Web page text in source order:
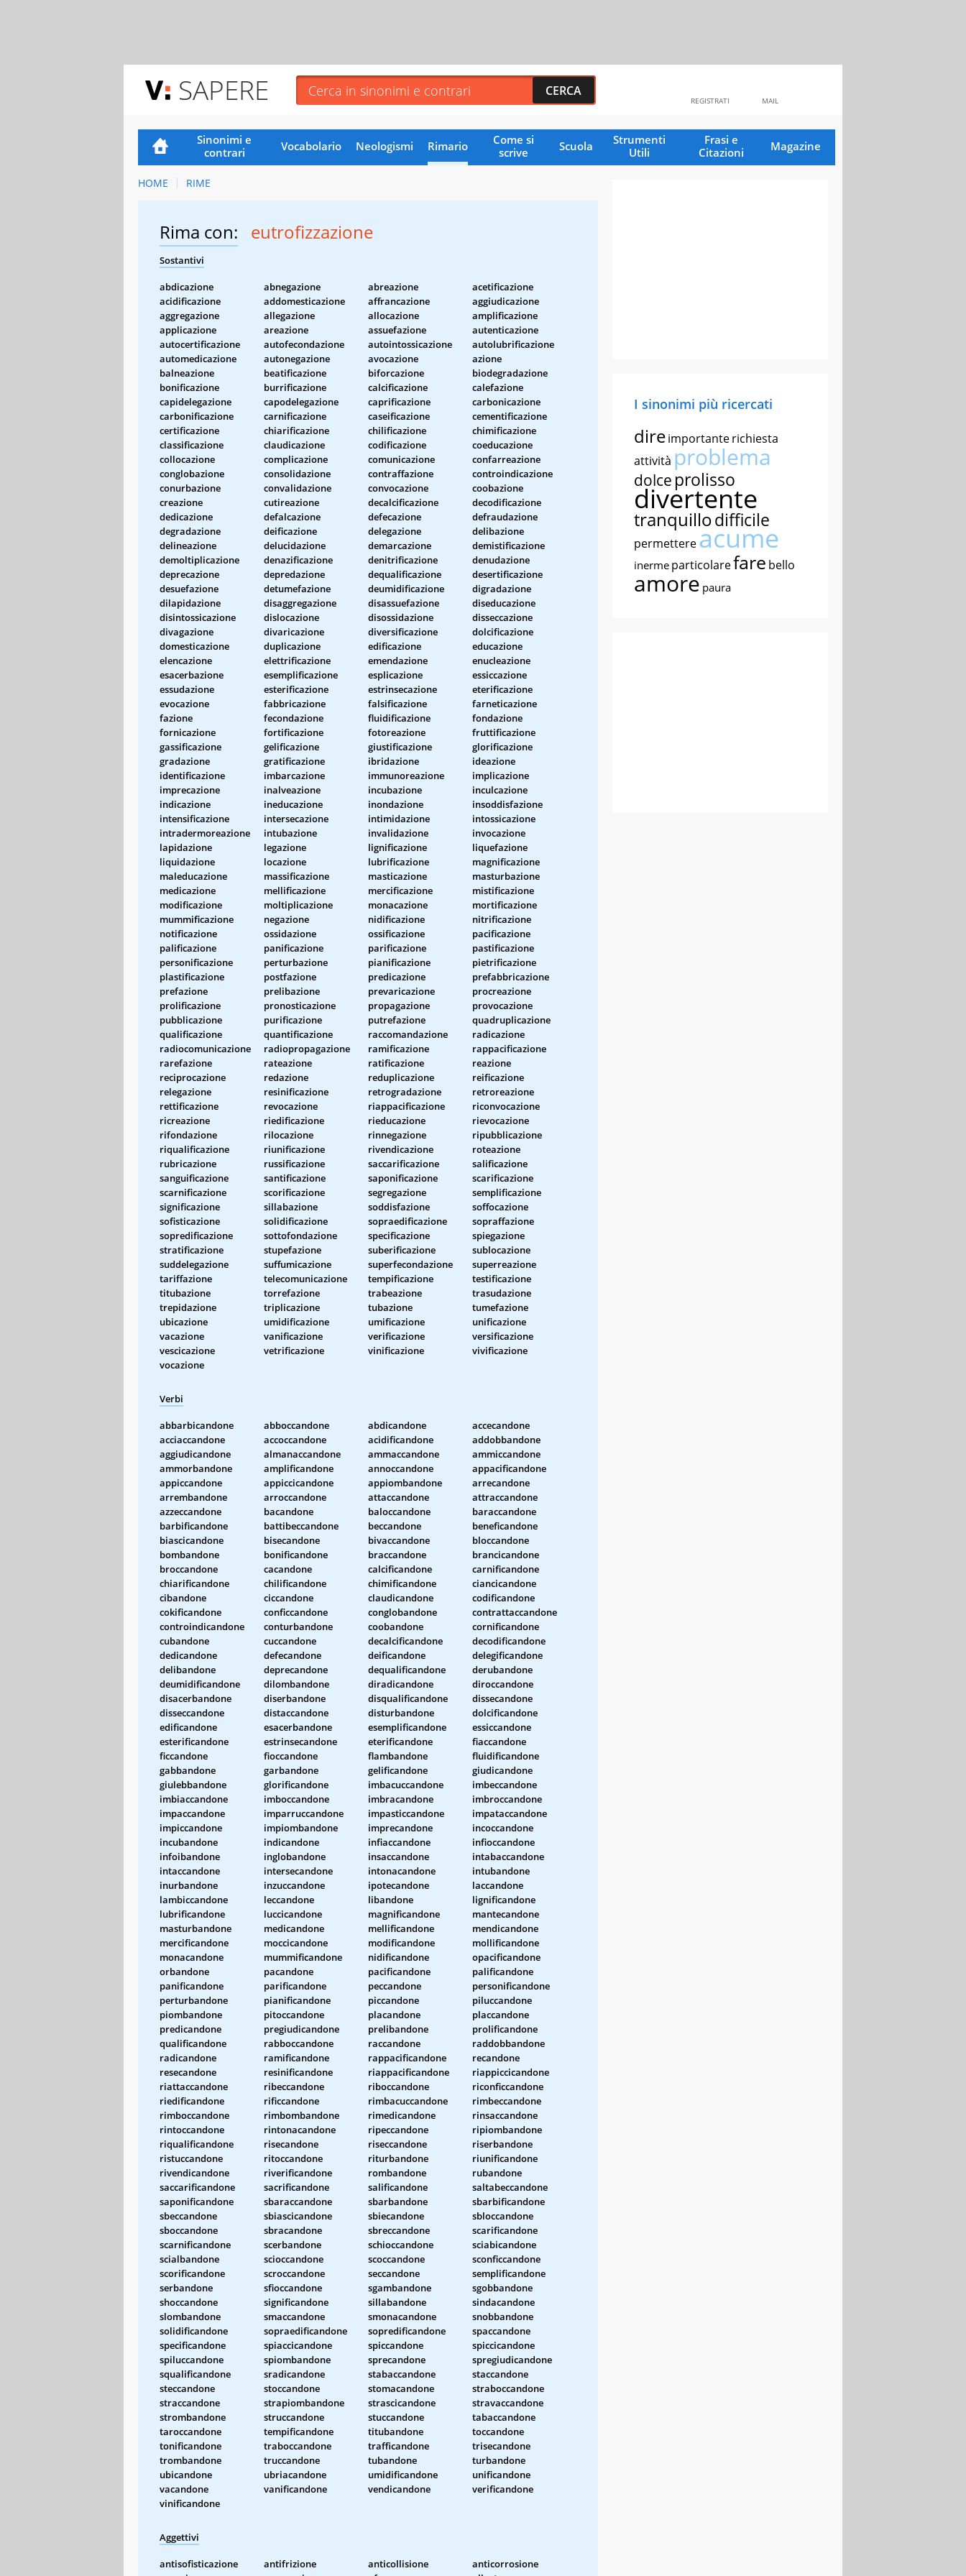
SAPERE MAIL
REGISTRATI
Sinonimi e
contrari
Vocabolario Neologismi Rimario
Come si
scrive
Scuola
Strumenti
Utili
Frasi e
Citazioni
Magazine
HOME RIME
Rima con: eutrofizzazione
Sostantivi
abdicazione abnegazione abreazione
acetificazione
acidificazione
addomesticazione affrancazione
aggiudicazione
aggregazione
allegazione allocazione
amplificazione
applicazione
areazione assuefazione
autenticazione
autocertificazione
autofecondazione autointossicazione
autolubrificazione
automedicazione
autonegazione avocazione
azione
balneazione
beatificazione biforcazione
biodegradazione
bonificazione
burrificazione calcificazione
calefazione
capidelegazione
capodelegazione caprificazione
carbonicazione
carbonificazione
carnificazione caseificazione
cementificazione
certificazione
chiarificazione chilificazione
chimificazione
classificazione
claudicazione codificazione
coeducazione
collocazione
complicazione comunicazione
confarreazione
conglobazione
consolidazione contraffazione
controindicazione
conurbazione
convalidazione convocazione
coobazione
creazione
cutireazione decalcificazione
decodificazione
dedicazione
defalcazione defecazione
defraudazione
degradazione
deificazione delegazione
delibazione
delineazione
delucidazione demarcazione
demistificazione
demoltiplicazione
denazificazione denitrificazione
denudazione
deprecazione
depredazione dequalificazione
desertificazione
desuefazione
detumefazione deumidificazione
digradazione
dilapidazione
disaggregazione disassuefazione
diseducazione
disintossicazione
dislocazione disossidazione
disseccazione
divagazione
divaricazione diversificazione
dolcificazione
domesticazione
duplicazione edificazione
educazione
elencazione
elettrificazione emendazione
enucleazione
esacerbazione
esemplificazione esplicazione
essiccazione
essudazione
esterificazione estrinsecazione
eterificazione
evocazione
fabbricazione falsificazione
farneticazione
fazione
fecondazione fluidificazione
fondazione
fornicazione
fortificazione fotoreazione
fruttificazione
gassificazione
gelificazione giustificazione
glorificazione
gradazione
gratificazione ibridazione
ideazione
identificazione
imbarcazione immunoreazione
implicazione
imprecazione
inalveazione incubazione
inculcazione
indicazione
ineducazione inondazione
insoddisfazione
intensificazione
intersecazione intimidazione
intossicazione
intradermoreazione
intubazione invalidazione
invocazione
lapidazione
legazione lignificazione
liquefazione
liquidazione
locazione lubrificazione
magnificazione
maleducazione
massificazione masticazione
masturbazione
medicazione
mellificazione mercificazione
mistificazione
modificazione
moltiplicazione monacazione
mortificazione
mummificazione
negazione nidificazione
nitrificazione
notificazione
ossidazione ossificazione
pacificazione
palificazione
panificazione parificazione
pastificazione
personificazione
perturbazione pianificazione
pietrificazione
plastificazione
postfazione predicazione
prefabbricazione
prefazione
prelibazione prevaricazione
procreazione
prolificazione
pronosticazione propagazione
provocazione
pubblicazione
purificazione putrefazione
quadruplicazione
qualificazione
quantificazione raccomandazione
radicazione
radiocomunicazione
radiopropagazione ramificazione
rappacificazione
rarefazione
rateazione ratificazione
reazione
reciprocazione
redazione reduplicazione
reificazione
relegazione
resinificazione retrogradazione
retroreazione
rettificazione
revocazione riappacificazione
riconvocazione
ricreazione
riedificazione rieducazione
rievocazione
rifondazione
rilocazione rinnegazione
ripubblicazione
riqualificazione
riunificazione rivendicazione
roteazione
rubricazione
russificazione saccarificazione
salificazione
sanguificazione
santificazione saponificazione
scarificazione
scarnificazione
scorificazione segregazione
semplificazione
significazione
sillabazione soddisfazione
soffocazione
sofisticazione
solidificazione sopraedificazione
sopraffazione
sopredificazione
sottofondazione specificazione
spiegazione
stratificazione
stupefazione suberificazione
sublocazione
suddelegazione
suffumicazione superfecondazione
superreazione
tariffazione
telecomunicazione tempificazione
testificazione
titubazione
torrefazione trabeazione
trasudazione
trepidazione
triplicazione tubazione
tumefazione
ubicazione
umidificazione umificazione
unificazione
vacazione
vanificazione verificazione
versificazione
vescicazione
vetrificazione vinificazione
vivificazione
vocazione
Verbi
abbarbicandone abboccandone abdicandone
accecandone
acciaccandone
accoccandone acidificandone
addobbandone
aggiudicandone
almanaccandone ammaccandone
ammiccandone
ammorbandone
amplificandone annoccandone
appacificandone
appiccandone
appiccicandone appiombandone
arrecandone
arrembandone
arroccandone attaccandone
attraccandone
azzeccandone
bacandone baloccandone
baraccandone
barbificandone
battibeccandone beccandone
beneficandone
biascicandone
bisecandone bivaccandone
bloccandone
bombandone
bonificandone braccandone
brancicandone
broccandone
cacandone calcificandone
carnificandone
chiarificandone
chilificandone chimificandone
ciancicandone
cibandone
ciccandone claudicandone
codificandone
cokificandone
conficcandone conglobandone
contrattaccandone
controindicandone
conturbandone coobandone
cornificandone
cubandone
cuccandone decalcificandone
decodificandone
dedicandone
defecandone deificandone
delegificandone
delibandone
deprecandone dequalificandone
derubandone
deumidificandone
dilombandone diradicandone
diroccandone
disacerbandone
diserbandone disqualificandone
dissecandone
disseccandone
distaccandone disturbandone
dolcificandone
edificandone
esacerbandone esemplificandone
essiccandone
esterificandone
estrinsecandone eterificandone
fiaccandone
ficcandone
fioccandone flambandone
fluidificandone
gabbandone
garbandone gelificandone
giudicandone
giulebbandone
glorificandone imbacuccandone
imbeccandone
imbiaccandone
imboccandone imbracandone
imbroccandone
impaccandone
imparruccandone impasticcandone
impataccandone
impiccandone
impiombandone imprecandone
incoccandone
incubandone
indicandone infiaccandone
infioccandone
infoibandone
inglobandone insaccandone
intabaccandone
intaccandone
intersecandone intonacandone
intubandone
inurbandone
inzuccandone ipotecandone
laccandone
lambiccandone
leccandone libandone
lignificandone
lubrificandone
luccicandone magnificandone
mantecandone
masturbandone
medicandone mellificandone
mendicandone
mercificandone
moccicandone modificandone
mollificandone
monacandone
mummificandone nidificandone
opacificandone
orbandone
pacandone pacificandone
palificandone
panificandone
parificandone peccandone
personificandone
perturbandone
pianificandone piccandone
piluccandone
piombandone
pitoccandone placandone
placcandone
predicandone
pregiudicandone prelibandone
prolificandone
qualificandone
rabboccandone raccandone
raddobbandone
radicandone
ramificandone rappacificandone
recandone
resecandone
resinificandone riappacificandone
riappiccicandone
riattaccandone
ribeccandone riboccandone
riconficcandone
riedificandone
rificcandone rimbacuccandone
rimbeccandone
rimboccandone
rimbombandone rimedicandone
rinsaccandone
rintoccandone
rintonacandone ripeccandone
ripiombandone
riqualificandone
risecandone riseccandone
riserbandone
ristuccandone
ritoccandone riturbandone
riunificandone
rivendicandone
riverificandone rombandone
rubandone
saccarificandone
sacrificandone salificandone
saltabeccandone
saponificandone
sbaraccandone sbarbandone
sbarbificandone
sbeccandone
sbiascicandone sbiecandone
sbloccandone
sboccandone
sbracandone sbreccandone
scarificandone
scarnificandone
scerbandone schioccandone
sciabicandone
scialbandone
scioccandone scoccandone
sconficcandone
scorificandone
scroccandone seccandone
semplificandone
serbandone
sfioccandone sgambandone
sgobbandone
shoccandone
significandone sillabandone
sindacandone
slombandone
smaccandone smonacandone
snobbandone
solidificandone
sopraedificandone sopredificandone
spaccandone
specificandone
spiaccicandone spiccandone
spiccicandone
spiluccandone
spiombandone sprecandone
spregiudicandone
squalificandone
sradicandone stabaccandone
staccandone
steccandone
stoccandone stomacandone
straboccandone
straccandone
strapiombandone strascicandone
stravaccandone
strombandone
struccandone stuccandone
tabaccandone
taroccandone
tempificandone titubandone
toccandone
tonificandone
traboccandone trafficandone
trisecandone
trombandone
truccandone tubandone
turbandone
ubicandone
ubriacandone umidificandone
unificandone
vacandone
vanificandone vendicandone
verificandone
vinificandone
Aggettivi
antisofisticazione antifrizione anticollisione
anticorrosione
I sinonimi più ricercati
direimportanterichiesta
attività problema
dolce prolisso
divertente
tranquillodifficile
permettereacume
inerme particolarefare bello
amore paura